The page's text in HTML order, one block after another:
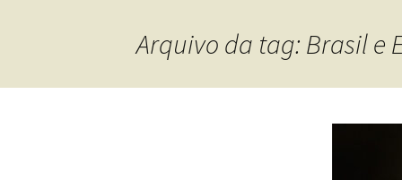
Arquivo da tag: Brasil e